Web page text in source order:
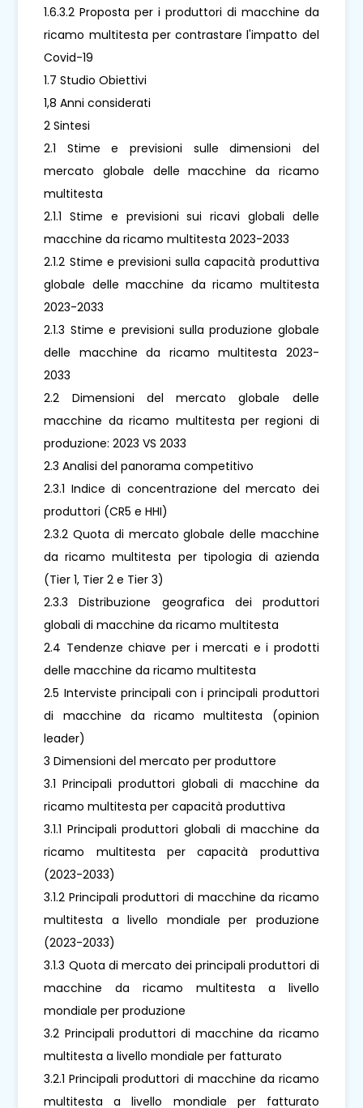
1.6.3.2 Proposta per i produttori di macchine da
ricamo multitesta per contrastare l'impatto del
Covid-19
1.7 Studio Obiettivi
1,8 Anni considerati
2 Sintesi
2.1 Stime e previsioni sulle dimensioni del
mercato globale delle macchine da ricamo
multitesta
2.1.1 Stime e previsioni sui ricavi globali delle
macchine da ricamo multitesta 2023-2033
2.1.2 Stime e previsioni sulla capacità produttiva
globale delle macchine da ricamo multitesta
2023-2033
2.1.3 Stime e previsioni sulla produzione globale
delle macchine da ricamo multitesta 2023-
2033
2.2 Dimensioni del mercato globale delle
macchine da ricamo multitesta per regioni di
produzione: 2023 VS 2033
2.3 Analisi del panorama competitivo
2.3.1 Indice di concentrazione del mercato dei
produttori (CR5 e HHI)
2.3.2 Quota di mercato globale delle macchine
da ricamo multitesta per tipologia di azienda
(Tier 1, Tier 2 e Tier 3)
2.3.3 Distribuzione geografica dei produttori
globali di macchine da ricamo multitesta
2.4 Tendenze chiave per i mercati e i prodotti
delle macchine da ricamo multitesta
2.5 Interviste principali con i principali produttori
di macchine da ricamo multitesta (opinion
leader)
3 Dimensioni del mercato per produttore
3.1 Principali produttori globali di macchine da
ricamo multitesta per capacità produttiva
3.1.1 Principali produttori globali di macchine da
ricamo multitesta per capacità produttiva
(2023-2033)
3.1.2 Principali produttori di macchine da ricamo
multitesta a livello mondiale per produzione
(2023-2033)
3.1.3 Quota di mercato dei principali produttori di
macchine da ricamo multitesta a livello
mondiale per produzione
3.2 Principali produttori di macchine da ricamo
multitesta a livello mondiale per fatturato
3.2.1 Principali produttori di macchine da ricamo
multitesta a livello mondiale per fatturato